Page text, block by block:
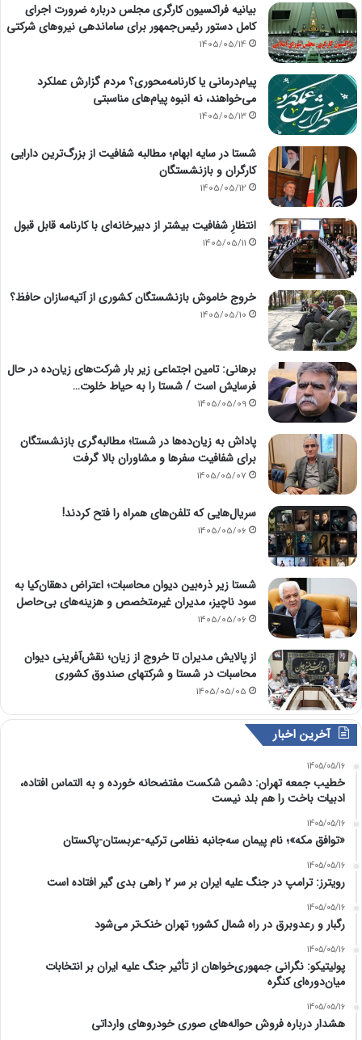
بیانیه فراکسیون کارگری مجلس درباره ضرورت اجرای
کامل دستور رئیس‌جمهور برای ساماندهی نیروهای شرکتی
1405/05/14
پیام‌درمانی یا کارنامه‌محوری؟ مردم گزارش عملکرد
می‌خواهند، نه انبوه پیام‌های مناسبتی
1405/05/13
شستا در سایه ابهام؛ مطالبه شفافیت از بزرگ‌ترین دارایی
کارگران و بازنشستگان
1405/05/12
انتظارِ شفافیت بیشتر از دبیرخانه‌ای با کارنامه قابل قبول
1405/05/11
خروج خاموش بازنشستگان کشوری از آتیه‌سازان حافظ؟
1405/05/10
برهانی: تامین اجتماعی زیر بار شرکت‌های زیان‌ده در حال
فرسایش است / شستا را به حیاط خلوت…
1405/05/09
پاداش به زیان‌ده‌ها در شستا؛ مطالبه‌گری بازنشستگان
برای شفافیت سفرها و مشاوران بالا گرفت
1405/05/07
سریال‌هایی که تلفن‌های همراه را فتح کردند!
1405/05/06
شستا زیر ذره‌بین دیوان محاسبات؛ اعتراض دهقان‌کیا به
سود ناچیز، مدیران غیرمتخصص و هزینه‌های بی‌حاصل
1405/05/06
از پالایش مدیران تا خروج از زیان؛ نقش‌آفرینی دیوان
محاسبات در شستا و شرکتهای صندوق کشوری
1405/05/05
آخرین اخبار
1405/05/16
خطیب جمعه تهران: دشمن شکست مفتضحانه خورده و به التماس افتاده،
ادبیات باخت را هم بلد نیست
1405/05/16
«توافق مکه»؛ نام پیمان سه‌جانبه نظامی ترکیه-عربستان-پاکستان
1405/05/16
رویترز: ترامپ در جنگ علیه ایران بر سر ۲ راهی بدی گیر افتاده است
1405/05/16
رگبار و رعدوبرق در راه شمال کشور؛ تهران خنک‌تر می‌شود
1405/05/16
پولیتیکو: نگرانی جمهوری‌خواهان از تأثیر جنگ علیه ایران بر انتخابات
میان‌دوره‌ای کنگره
1405/05/16
هشدار درباره فروش حواله‌های صوری خودروهای وارداتی